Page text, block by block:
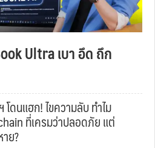
Ultra เบา อึด ถึก
โดนแฮก! ไขความลับ ทำไม
ที่เครมว่าปลอดภัย แต่
ย?